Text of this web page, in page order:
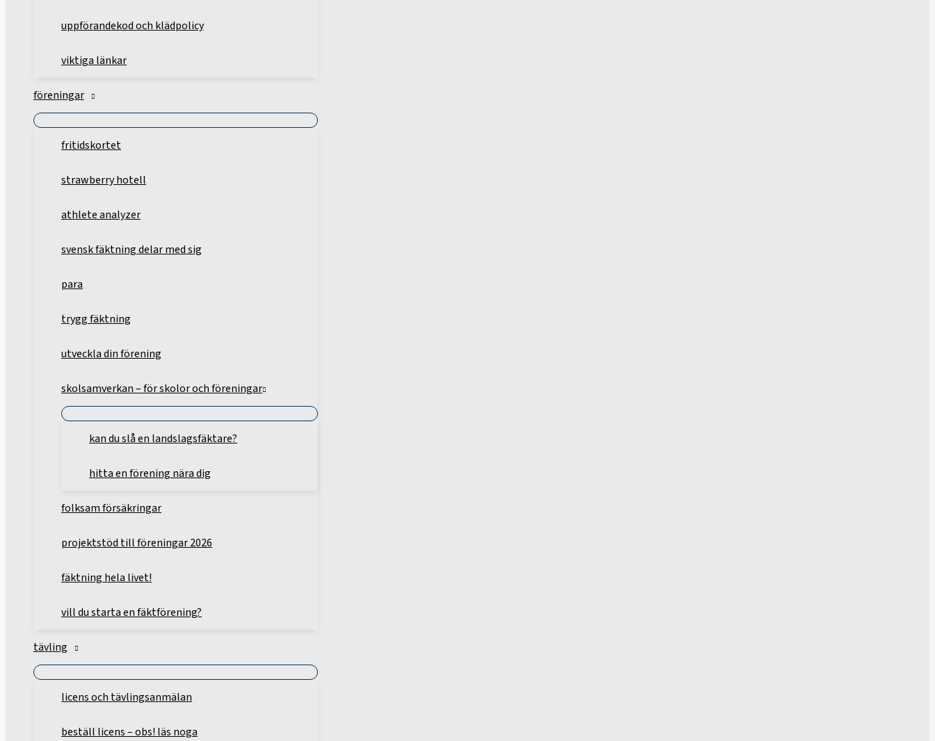
uppförandekod och klädpolicy
viktiga länkar
föreningar
fritidskortet
strawberry hotell
athlete analyzer
svensk fäktning delar med sig
para
trygg fäktning
utveckla din förening
skolsamverkan – för skolor och föreningar
kan du slå en landslagsfäktare?
hitta en förening nära dig
folksam försäkringar
projektstöd till föreningar 2026
fäktning hela livet!
vill du starta en fäktförening?
tävling
licens och tävlingsanmälan
beställ licens – obs! läs noga